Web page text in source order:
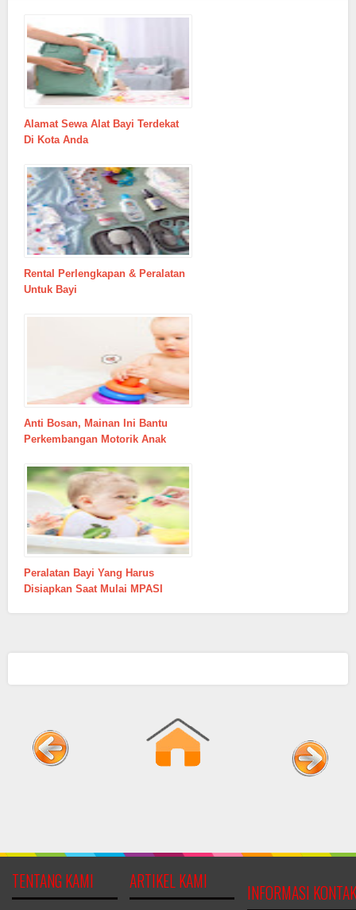
Alamat Sewa Alat Bayi Terdekat
Di Kota Anda
Rental Perlengkapan & Peralatan
Untuk Bayi
Anti Bosan, Mainan Ini Bantu
Perkembangan Motorik Anak
Peralatan Bayi Yang Harus
Disiapkan Saat Mulai MPASI
TENTANG KAMI ARTIKEL KAMI
INFORMASI KONTAK